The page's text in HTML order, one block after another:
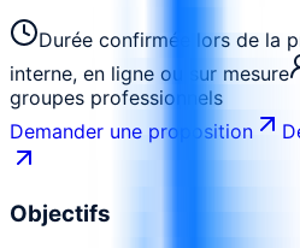
Durée confirmée lors de la
interne, en ligne ou sur mesure
groupes professionnels
Demander une proposition
Objectifs